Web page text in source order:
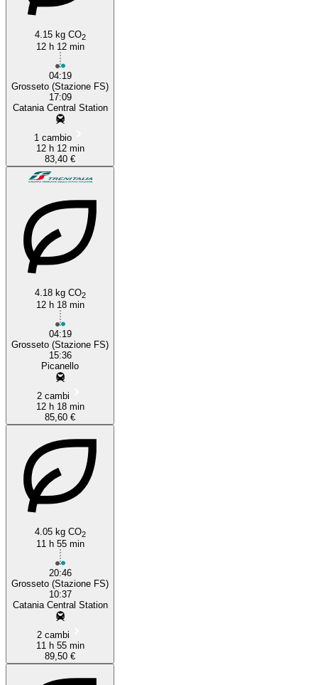
4.15 kg CO2
12 h 12 min
04:19
Grosseto (Stazione FS)
17:09
Catania Central Station
1 cambio
12 h 12 min
83,40 €
4.18 kg CO2
12 h 18 min
04:19
Grosseto (Stazione FS)
15:36
Picanello
2 cambi
12 h 18 min
85,60 €
4.05 kg CO2
11 h 55 min
20:46
Grosseto (Stazione FS)
10:37
Catania Central Station
2 cambi
11 h 55 min
89,50 €